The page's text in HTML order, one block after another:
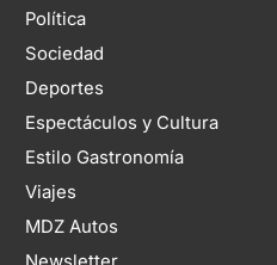
Política
Sociedad
Deportes
Espectáculos y Cultura
Estilo Gastronomía
Viajes
MDZ Autos